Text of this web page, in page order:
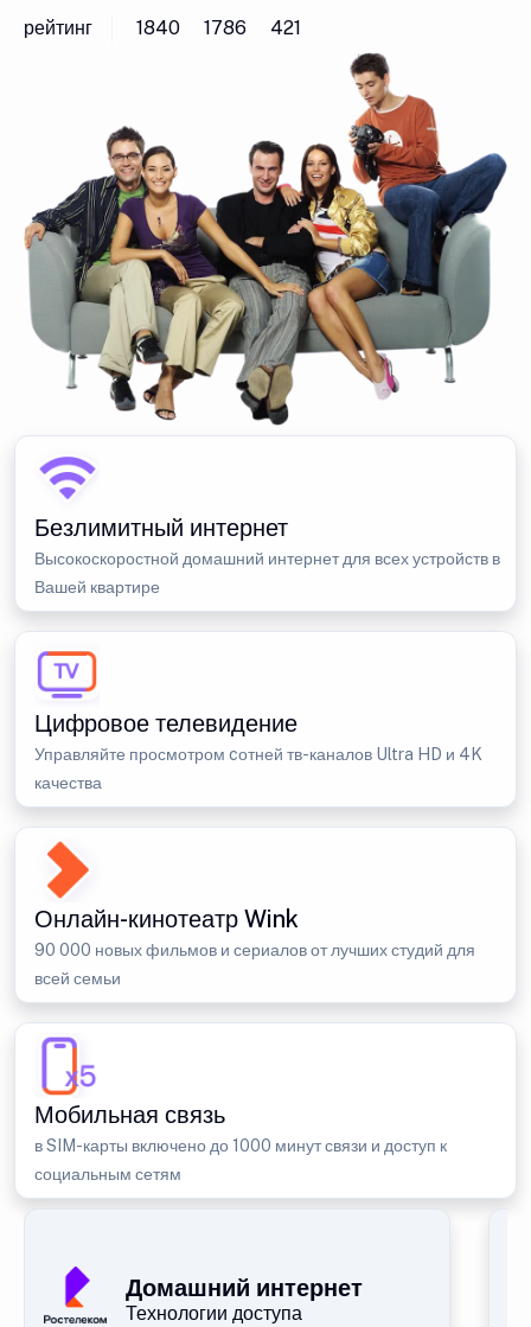
рейтинг 1840 1786 421
Безлимитный интернет
Высокоскоростной домашний интернет для всех устройств в
Вашей квартире
Цифровое телевидение
Управляйте просмотром cотней тв-каналов Ultra HD и 4K
качества
Онлайн-кинотеатр Wink
90 000 новых фильмов и сериалов от лучших студий для
всей семьи
Мобильная связь
в SIM-карты включено до 1000 минут связи и доступ к
социальным сетям
Домашний интернет
Технологии доступа